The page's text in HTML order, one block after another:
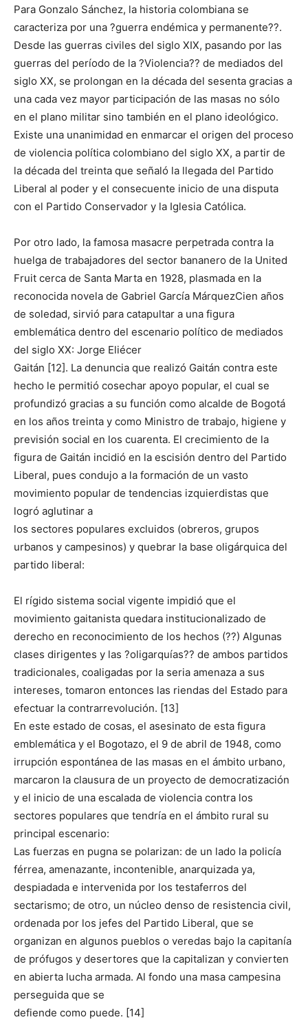
Para Gonzalo Sánchez, la historia colombiana se
caracteriza por una ?guerra endémica y permanente??.
Desde las guerras civiles del siglo XIX, pasando por las
guerras del período de la ?Violencia?? de mediados del
siglo XX, se prolongan en la década del sesenta gracias a
una cada vez mayor participación de las masas no sólo
en el plano militar sino también en el plano ideológico.
Existe una unanimidad en enmarcar el origen del proceso
de violencia política colombiano del siglo XX, a partir de
la década del treinta que señaló la llegada del Partido
Liberal al poder y el consecuente inicio de una disputa
con el Partido Conservador y la Iglesia Católica.
Por otro lado, la famosa masacre perpetrada contra la
huelga de trabajadores del sector bananero de la United
Fruit cerca de Santa Marta en 1928, plasmada en la
reconocida novela de Gabriel García MárquezCien años
de soledad, sirvió para catapultar a una figura
emblemática dentro del escenario político de mediados
del siglo XX: Jorge Eliécer
Gaitán [12]. La denuncia que realizó Gaitán contra este
hecho le permitió cosechar apoyo popular, el cual se
profundizó gracias a su función como alcalde de Bogotá
en los años treinta y como Ministro de trabajo, higiene y
previsión social en los cuarenta. El crecimiento de la
figura de Gaitán incidió en la escisión dentro del Partido
Liberal, pues condujo a la formación de un vasto
movimiento popular de tendencias izquierdistas que
logró aglutinar a
los sectores populares excluidos (obreros, grupos
urbanos y campesinos) y quebrar la base oligárquica del
partido liberal:
El rígido sistema social vigente impidió que el
movimiento gaitanista quedara institucionalizado de
derecho en reconocimiento de los hechos (??) Algunas
clases dirigentes y las ?oligarquías?? de ambos partidos
tradicionales, coaligadas por la seria amenaza a sus
intereses, tomaron entonces las riendas del Estado para
efectuar la contrarrevolución. [13]
En este estado de cosas, el asesinato de esta figura
emblemática y el Bogotazo, el 9 de abril de 1948, como
irrupción espontánea de las masas en el ámbito urbano,
marcaron la clausura de un proyecto de democratización
y el inicio de una escalada de violencia contra los
sectores populares que tendría en el ámbito rural su
principal escenario:
Las fuerzas en pugna se polarizan: de un lado la policía
férrea, amenazante, incontenible, anarquizada ya,
despiadada e intervenida por los testaferros del
sectarismo; de otro, un núcleo denso de resistencia civil,
ordenada por los jefes del Partido Liberal, que se
organizan en algunos pueblos o veredas bajo la capitanía
de prófugos y desertores que la capitalizan y convierten
en abierta lucha armada. Al fondo una masa campesina
perseguida que se
defiende como puede. [14]